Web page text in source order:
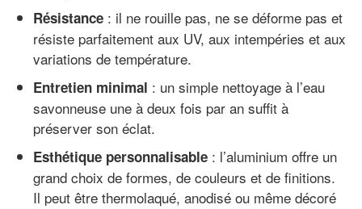
Résistance : il ne rouille pas, ne se déforme pas et
résiste parfaitement aux UV, aux intempéries et aux
variations de température.
Entretien minimal : un simple nettoyage à l’eau
savonneuse une à deux fois par an suffit à
préserver son éclat.
Esthétique personnalisable : l’aluminium offre un
grand choix de formes, de couleurs et de finitions.
Il peut être thermolaqué, anodisé ou même décoré